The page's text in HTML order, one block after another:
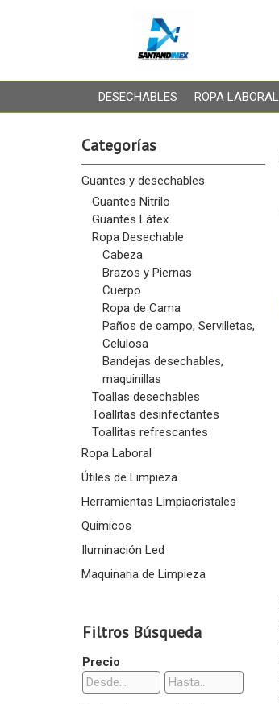
DESECHABLES ROPA LABORAL
Categorías
Guantes y desechables
Guantes Nitrilo
Guantes Látex
Ropa Desechable
Cabeza
Brazos y Piernas
Cuerpo
Ropa de Cama
Paños de campo, Servilletas,
Celulosa
Bandejas desechables,
maquinillas
Toallas desechables
Toallitas desinfectantes
Toallitas refrescantes
Ropa Laboral
Útiles de Limpieza
Herramientas Limpiacristales
Quimicos
Iluminación Led
Maquinaria de Limpieza
Filtros Búsqueda
Precio